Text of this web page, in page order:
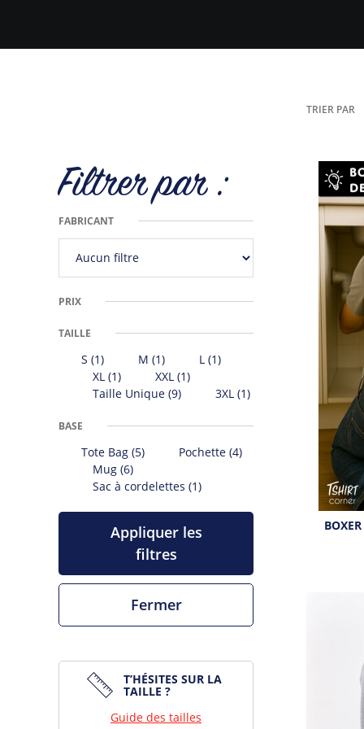
TRIER PAR
Filtrer par :
FABRICANT
PRIX
TAILLE
S (1) M (1) L (1)
XL (1) XXL (1)
Taille Unique (9) 3XL (1)
BASE
Tote Bag (5) Pochette (4)
Mug (6)
Sac à cordelettes (1)
Appliquer les
filtres
Fermer
T’HÉSITES SUR LA
TAILLE ?
Guide des tailles